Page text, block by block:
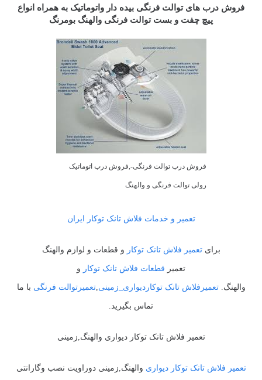
فروش درب های توالت فرنگی بیده دار واتوماتیک به همراه انواع
پیچ چفت و بست توالت فرنگی والهنگ بومرنگ
فروش درب توالت فرنگی-,فروش درب اتوماتیک
رولی توالت فرنگی و والهنگ
تعمیر و خدمات فلاش تانک توکار ایران
برایتعمیر فلاش تانک توکار و قطعات و لوازم والهنگ
تعمیر قطعات فلاش تانک توکار و
والهنگ.تعمیرفلاش تانک توکاردیواری_زمینی,تعمیرتوالت فرنگی با ما
تماس بگیرید.
تعمیر فلاش تانک توکار دیواری والهنگ,زمینی
تعمیر فلاش تانک توکار دیواری والهنگ,زمینی دوراویت نصب وگارانتی